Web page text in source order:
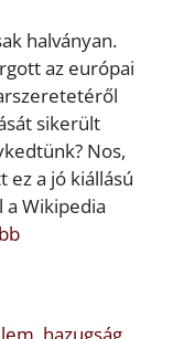
halványan.
az európai
sikerült
Nos,
ez a jó kiállású
a Wikipedia
, hazugság,